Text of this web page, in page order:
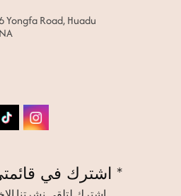
Yongfa Road, Huadu
اشترك في قائمتي البريدية *